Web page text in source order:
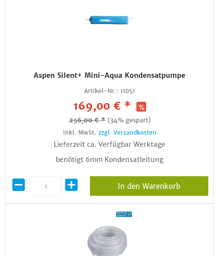
Aspen Silent+ Mini-Aqua Kondensatpumpe
Artikel-Nr.: 11051
169,00 € *
256,00 € * (34% gespart)
inkl. MwSt. zzgl. Versandkosten
Lieferzeit ca. Verfügbar Werktage
benötigt 6mm Kondensatleitung
In den Warenkorb